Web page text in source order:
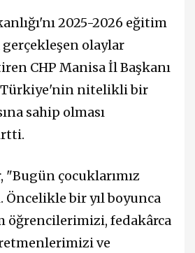
2025-2026 eğitim
gerçekleşen olaylar
CHP Manisa İl Başkanı
Türkiye'nin nitelikli bir
sahip olması
"Bugün çocuklarımız
Öncelikle bir yıl boyunca
öğrencilerimizi, fedakârca
ve